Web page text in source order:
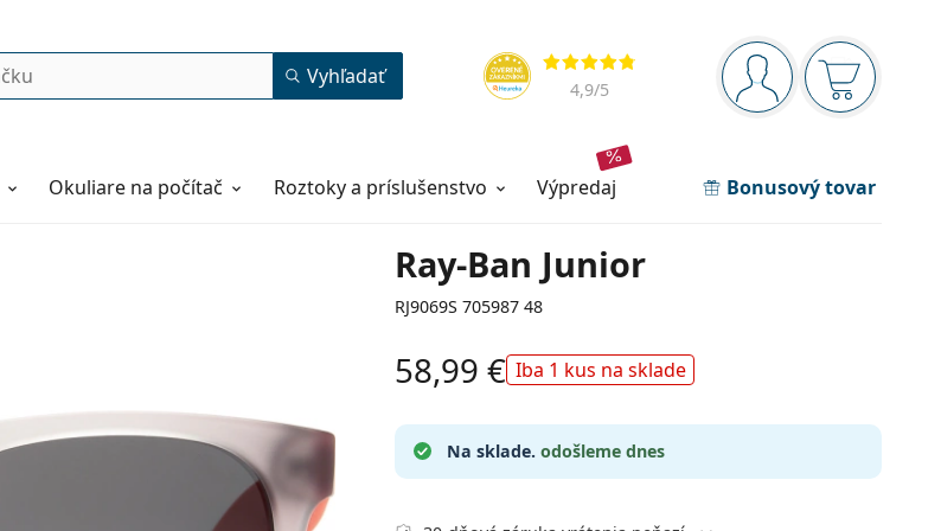
Navigačný panel
ste prihláseníNákupný
Hodnotenia
4,9/5
Vyhľadať
Okuliare na počítač Roztoky a príslušenstvo výpredaj Bonusový tovar
Ray-Ban Junior
RJ9069S 705987 48
58,99 € Iba 1 kus na sklade
Na sklade. odošleme dnes